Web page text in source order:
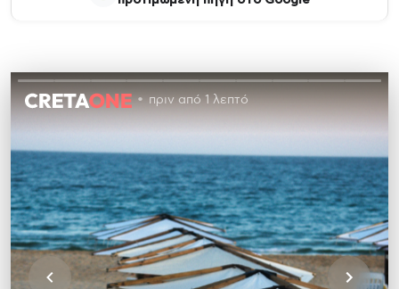
πριν από 1 λεπτό